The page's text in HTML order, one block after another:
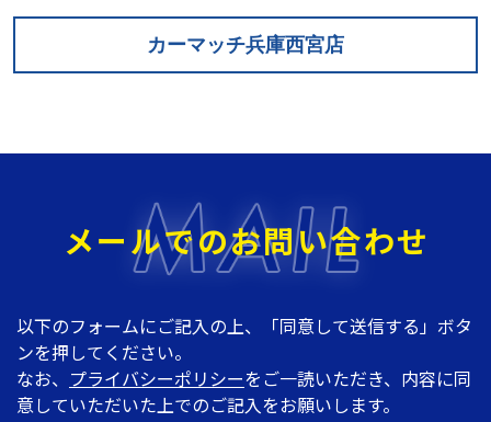
カーマッチ兵庫西宮店
メールでのお問い合わせ
以下のフォームにご記入の上、「同意して送信する」ボタ
ンを押してください。
なお、 プライバシーポリシーをご一読いただき、内容に同
意していただいた上でのご記入をお願いします。